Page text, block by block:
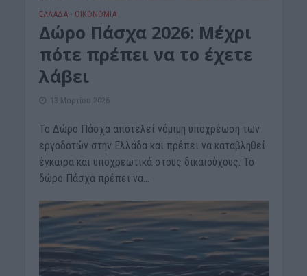
ΕΛΛΑΔΑ • ΟΙΚΟΝΟΜΙΑ
Δώρο Πάσχα 2026: Μέχρι
πότε πρέπει να το έχετε
λάβει
13 Μαρτίου 2026
Το Δώρο Πάσχα αποτελεί νόμιμη υποχρέωση των
εργοδοτών στην Ελλάδα και πρέπει να καταβληθεί
έγκαιρα και υποχρεωτικά στους δικαιούχους. Το
δώρο Πάσχα πρέπει να...